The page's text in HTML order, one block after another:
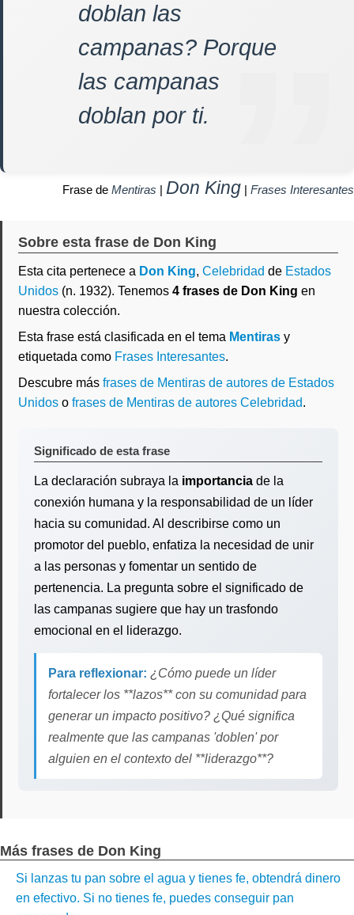
doblan las
campanas? Porque
las campanas
doblan por ti.
Frase de Mentiras | Don King | Frases Interesantes
Sobre esta frase de Don King
Esta cita pertenece a Don King, Celebridad de Estados
Unidos (n. 1932). Tenemos 4 frases de Don King en
nuestra colección.
Esta frase está clasificada en el tema Mentiras y
etiquetada como Frases Interesantes.
Descubre más frases de Mentiras de autores de Estados
Unidos o frases de Mentiras de autores Celebridad.
Significado de esta frase
La declaración subraya la importancia de la
conexión humana y la responsabilidad de un líder
hacia su comunidad. Al describirse como un
promotor del pueblo, enfatiza la necesidad de unir
a las personas y fomentar un sentido de
pertenencia. La pregunta sobre el significado de
las campanas sugiere que hay un trasfondo
emocional en el liderazgo.
Para reflexionar: ¿Cómo puede un líder
fortalecer los **lazos** con su comunidad para
generar un impacto positivo? ¿Qué significa
realmente que las campanas 'doblen' por
alguien en el contexto del **liderazgo**?
Más frases de Don King
Si lanzas tu pan sobre el agua y tienes fe, obtendrá dinero
en efectivo. Si no tienes fe, puedes conseguir pan